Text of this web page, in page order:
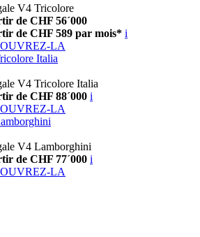
V4 Tricolore
de CHF 56´000
de CHF 589 par mois* i
LA
Italia
V4 Tricolore Italia
de CHF 88´000 i
LA
V4 Lamborghini
de CHF 77´000 i
LA